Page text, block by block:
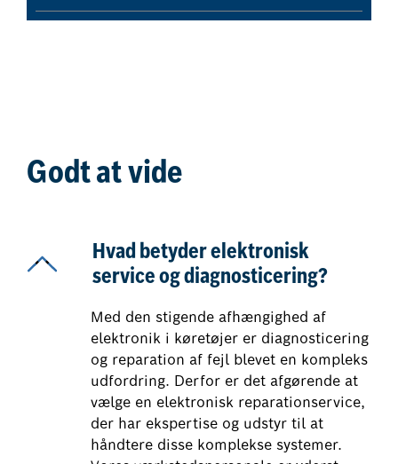
Godt at vide
Hvad betyder elektronisk
service og diagnosticering?
Med den stigende afhængighed af
elektronik i køretøjer er diagnosticering
og reparation af fejl blevet en kompleks
udfordring. Derfor er det afgørende at
vælge en elektronisk reparationservice,
der har ekspertise og udstyr til at
håndtere disse komplekse systemer.